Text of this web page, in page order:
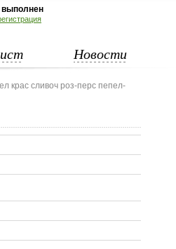
выполнен
Новости
крас сливоч роз-перс пепел-